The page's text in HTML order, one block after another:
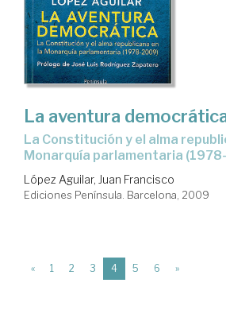
La aventura
la Constitución y el alma republicana en la
Monarquía parlamentaria
López Aguilar, Juan Francisco
Ediciones Península. Barcelona, 2009
« 1 2 3 4(current)
5 6 »